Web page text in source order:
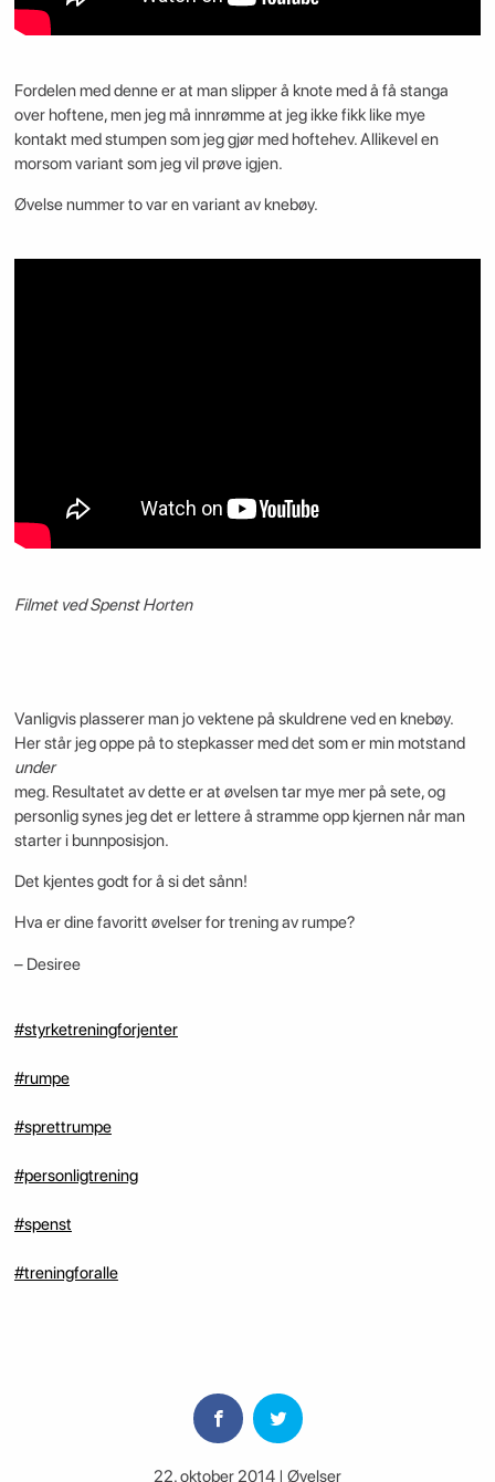
Fordelen med denne er at man slipper å knote med å få stanga
over hoftene, men jeg må innrømme at jeg ikke fikk like mye
kontakt med stumpen som jeg gjør med hoftehev. Allikevel en
morsom variant som jeg vil prøve igjen.
Øvelse nummer to var en variant av knebøy.
Filmet ved Spenst Horten
Vanligvis plasserer man jo vektene på skuldrene ved en knebøy.
Her står jeg oppe på to stepkasser med det som er min motstand
under
meg. Resultatet av dette er at øvelsen tar mye mer på sete, og
personlig synes jeg det er lettere å stramme opp kjernen når man
starter i bunnposisjon.
Det kjentes godt for å si det sånn!
Hva er dine favoritt øvelser for trening av rumpe?
– Desiree
#styrketreningforjenter
#rumpe
#sprettrumpe
#personligtrening
#spenst
#treningforalle
22. oktober 2014 | Øvelser